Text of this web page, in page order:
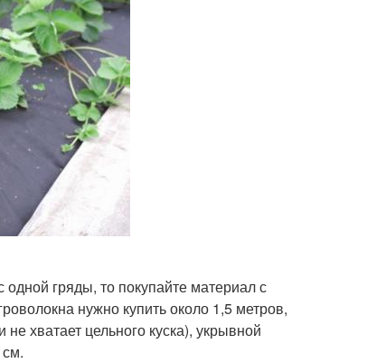
гряды, то покупайте материал с
нужно купить около 1,5 метров,
хватает цельного куска), укрывной